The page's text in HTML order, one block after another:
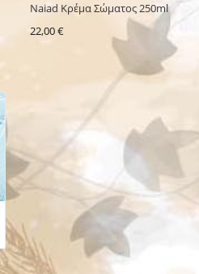
Naiad Κρέμα Σώματος 250ml
22,00€